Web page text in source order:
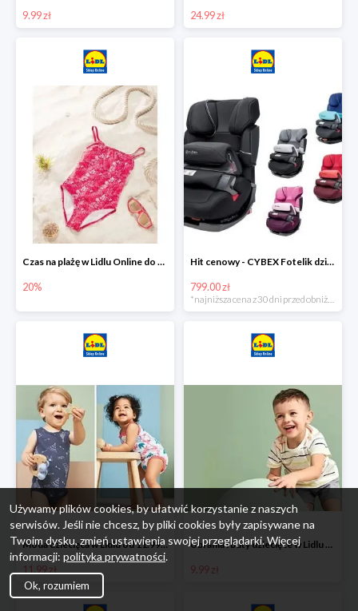
9.99 zł 24.99 zł
Czas na plażę w Lidlu Online do -20%
20%
Hit cenowy - CYBEX Fotelik dziecięcy samochodowy Pallasfix grupa I-III, 9-36 kg
799.00 zł
Moda dziecięca w Lidlu od 11.99 zł
11.99 zł
Ubrania i buty dziecięce w Lidlu Online od 9,99 zł
9.99 zł
Używamy plików cookies, by ułatwić korzystanie z naszych
serwisów. Jeśli nie chcesz, by pliki cookies były zapisywane na
Twoim dysku, zmień ustawienia swojej przeglądarki. Więcej
informacji: polityka prywatności.
Ok, rozumiem